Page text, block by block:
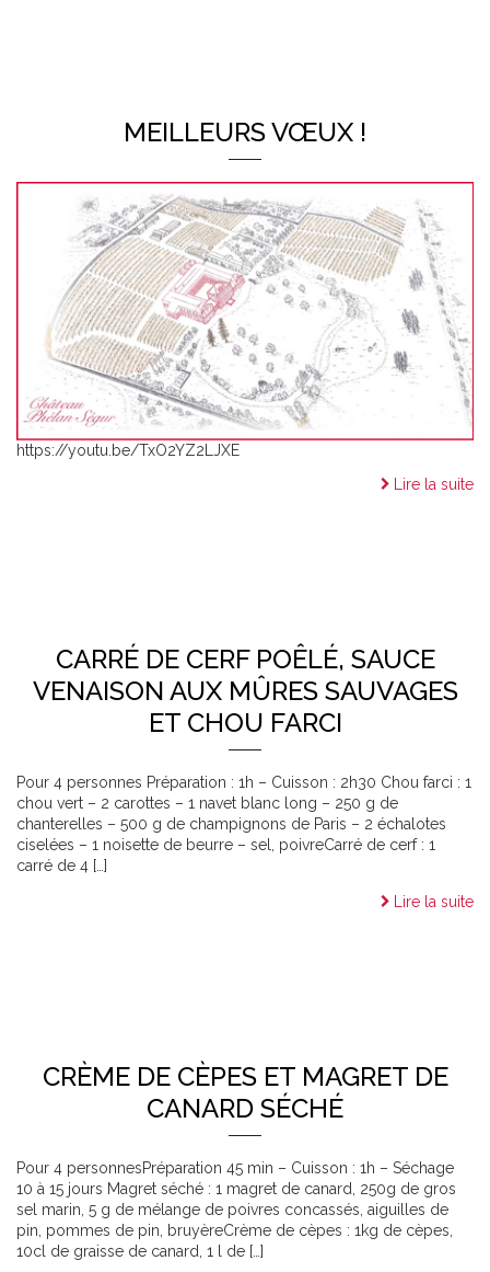
MEILLEURS VŒUX !
https://youtu.be/TxO2YZ2LJXE
Lire la suite
CARRÉ DE CERF POÊLÉ, SAUCE
VENAISON AUX MÛRES SAUVAGES
ET CHOU FARCI
Pour 4 personnes Préparation : 1h – Cuisson : 2h30 Chou farci : 1
chou vert – 2 carottes – 1 navet blanc long – 250 g de
chanterelles – 500 g de champignons de Paris – 2 échalotes
ciselées – 1 noisette de beurre – sel, poivreCarré de cerf : 1
carré de 4 […]
Lire la suite
CRÈME DE CÈPES ET MAGRET DE
CANARD SÉCHÉ
Pour 4 personnesPréparation 45 min – Cuisson : 1h – Séchage
10 à 15 jours Magret séché : 1 magret de canard, 250g de gros
sel marin, 5 g de mélange de poivres concassés, aiguilles de
pin, pommes de pin, bruyèreCrème de cèpes : 1kg de cèpes,
10cl de graisse de canard, 1 l de […]